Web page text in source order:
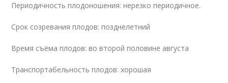
Периодичность плодоношения: нерезко периодичное.
Срок созревания плодов: позднелетний
Время съёма плодов: во второй половине августа
Транспортабельность плодов: хорошая